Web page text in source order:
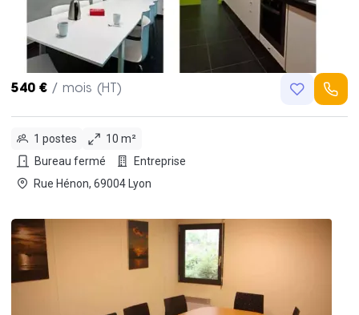
540 € / mois (HT)
1 postes
10 m²
Bureau fermé
Entreprise
Rue Hénon, 69004 Lyon